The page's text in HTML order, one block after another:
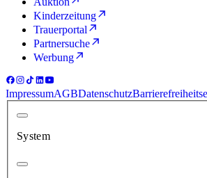
Kinderzeitung
Trauerportal
Partnersuche
Werbung
ImpressumAGBDatenschutz
System